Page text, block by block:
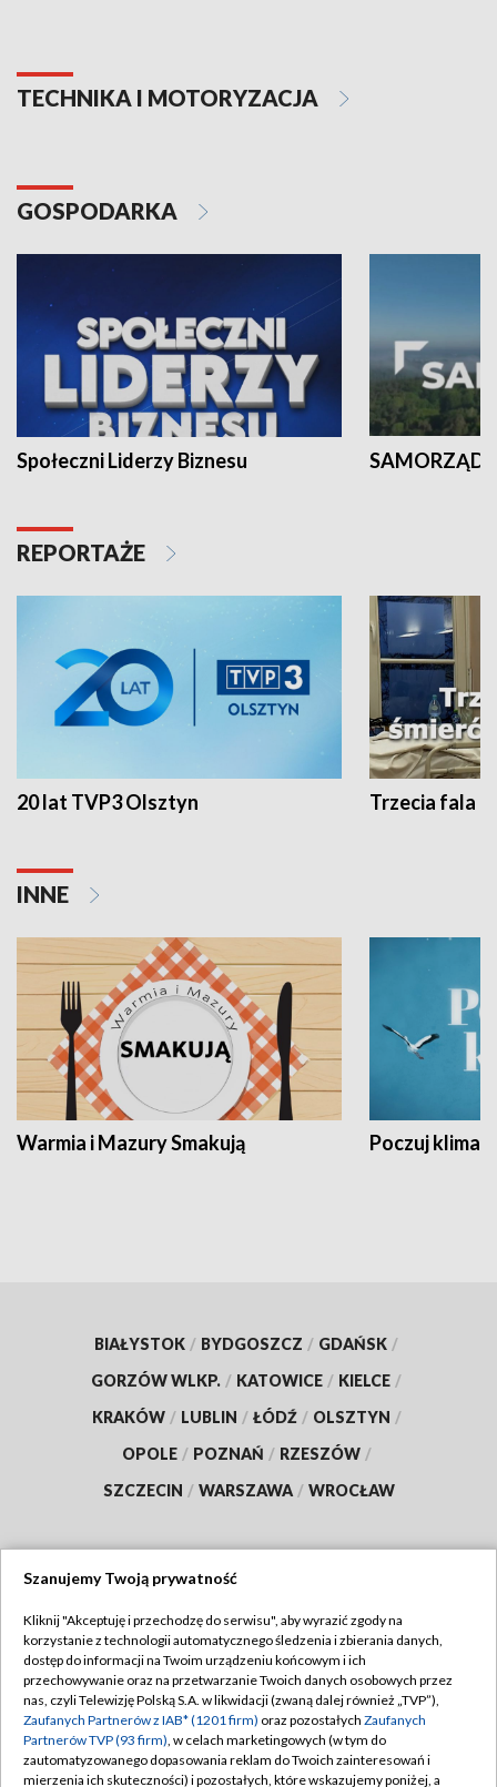
TECHNIKA I MOTORYZACJA
GOSPODARKA
Społeczni Liderzy Biznesu SAMORZĄD
REPORTAŻE
20 lat TVP3 Olsztyn Trzecia fala -
INNE
Warmia i Mazury Smakują Poczuj klimat
BIAŁYSTOK / BYDGOSZCZ / GDAŃSK /
GORZÓW WLKP. / KATOWICE / KIELCE /
KRAKÓW / LUBLIN / ŁÓDŹ / OLSZTYN /
OPOLE / POZNAŃ / RZESZÓW /
SZCZECIN / WARSZAWA / WROCŁAW
TVP
Abonament TVP
Emisja w TVP
Centrum informacji TVP
Regulamin TVP
Polityka prywatności
Moje zgody
Szanujemy Twoją prywatność
Kliknij "Akceptuję i przechodzę do serwisu", aby wyrazić zgody na
korzystanie z technologii automatycznego śledzenia i zbierania danych,
dostęp do informacji na Twoim urządzeniu końcowym i ich
przechowywanie oraz na przetwarzanie Twoich danych osobowych przez
nas, czyli Telewizję Polską S.A. w likwidacji (zwaną dalej również „TVP”),
Zaufanych Partnerów z IAB* (1201 firm) oraz pozostałych Zaufanych
Partnerów TVP (93 firm), w celach marketingowych (w tym do
zautomatyzowanego dopasowania reklam do Twoich zainteresowań i
mierzenia ich skuteczności) i pozostałych, które wskazujemy poniżej, a